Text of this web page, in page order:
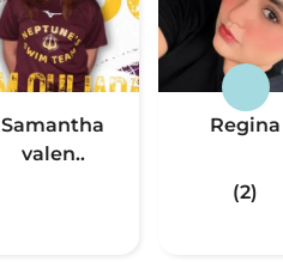
Samantha
valen..
Regina
(2)